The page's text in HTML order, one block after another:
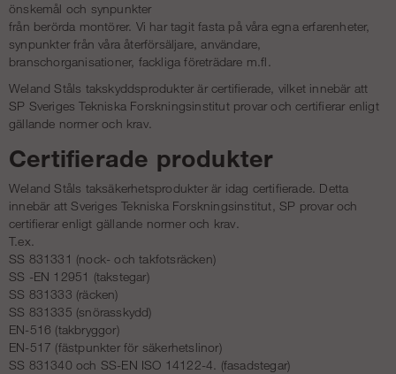
önskemål och synpunkter
från berörda montörer. Vi har tagit fasta på våra egna erfarenheter,
synpunkter från våra återförsäljare, användare,
branschorganisationer, fackliga företrädare m.fl.
Weland Ståls takskyddsprodukter är certifierade, vilket innebär att
SP Sveriges Tekniska Forskningsinstitut provar och certifierar enligt
gällande normer och krav.
Certifierade produkter
Weland Ståls taksäkerhetsprodukter är idag certifierade. Detta
innebär att Sveriges Tekniska Forskningsinstitut, SP provar och
certifierar enligt gällande normer och krav.
T.ex.
SS 831331 (nock- och takfotsräcken)
SS -EN 12951 (takstegar)
SS 831333 (räcken)
SS 831335 (snörasskydd)
EN-516 (takbryggor)
EN-517 (fästpunkter för säkerhetslinor)
SS 831340 och SS-EN ISO 14122-4. (fasadstegar)